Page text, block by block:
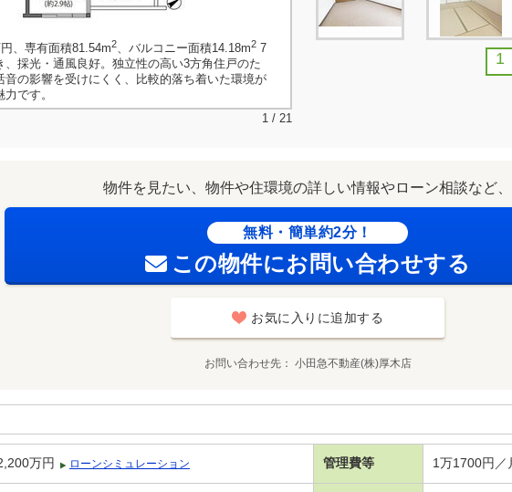
、専有面積81.54m2、バルコニー面積14.18m2 7
、採光・通風良好。独立性の高い3方角住戸のた
音の影響を受けにくく、比較的落ち着いた環境が
です。
1 / 21
1
物件を見たい、物件や住環境の詳しい情報やローン相談など、
無料・簡単約2分！
この物件にお問い合わせする
お気に入りに追加する
お問い合わせ先 小田急不動産(株)厚木店
万円 ローンシミュレーション 管理費等 1万1700円／